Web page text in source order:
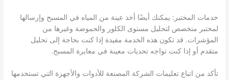
خدمات المختبر: يمكنك أيضًا أخذ عينة من المياه في المسبح وإرسالها
لمختبر متخصص لتحليل مستوى الكلور والحموضة وغيرها من
المؤشرات. قد تكون هذه الخدمة مفيدة إذا كنت بحاجة إلى تحليل
متقدم أو إذا كنت تواجه تحديات معينة في معايرة المسبح.
تأكد من اتباع تعليمات الشركة المصنعة للأدوات والأجهزة التي تستخدمها